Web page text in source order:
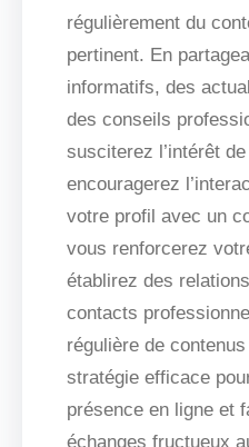
régulièrement du
pertinent. En
informatifs, des
des conseils
susciterez l’intérêt
encouragerez
votre profil avec un
vous renforcerez
établirez des
contacts
régulière de
stratégie efficace
présence en ligne et
échanges fructueux